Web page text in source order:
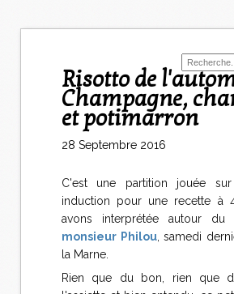
Risotto de l'automne au
Champagne,
et potimarron
28 Septembre 2016
C'est une partition jouée
induction pour une recette à
avons interprétée autour du
monsieur Philou, samedi
la Marne.
Rien que du bon, rien que